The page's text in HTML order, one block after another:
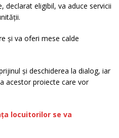
declarat eligibil, va aduce servicii
și va oferi mese calde
și deschiderea la dialog, iar
acestor proiecte care vor
locuitorilor se va